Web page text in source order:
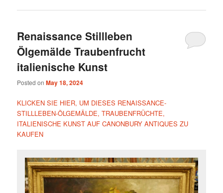
Renaissance Stillleben
Ölgemälde Traubenfrucht
italienische Kunst
Posted onMay 18, 2024
KLICKEN SIE HIER, UM DIESES RENAISSANCE-
STILLLEBEN-ÖLGEMÄLDE, TRAUBENFRÜCHTE,
ITALIENISCHE KUNST AUF CANONBURY ANTIQUES ZU
KAUFEN